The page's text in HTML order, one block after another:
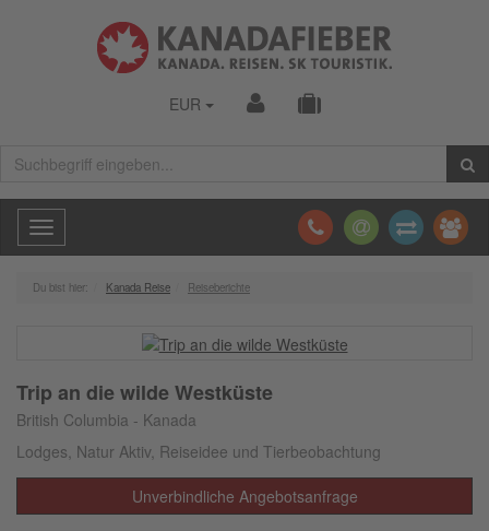
EUR
Toggle
navigation
Du bist hier: Kanada Reise Reiseberichte
Trip an die wilde Westküste
British Columbia - Kanada
Lodges, Natur Aktiv, Reiseidee und Tierbeobachtung
Unverbindliche Angebotsanfrage